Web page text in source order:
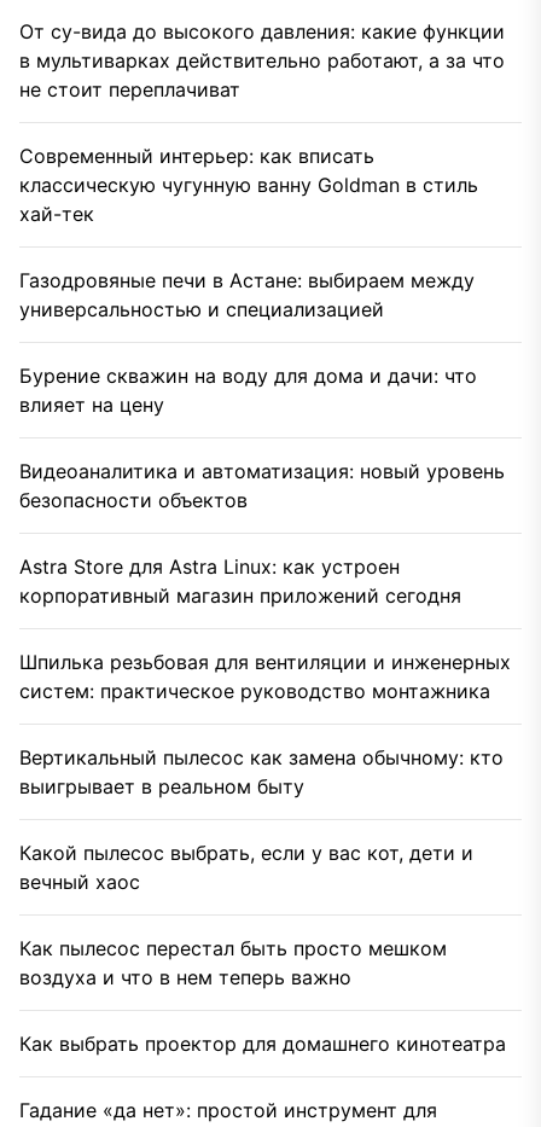
От су-вида до высокого давления: какие функции
в мультиварках действительно работают, а за что
не стоит переплачиват
Современный интерьер: как вписать
классическую чугунную ванну Goldman в стиль
хай-тек
Газодровяные печи в Астане: выбираем между
универсальностью и специализацией
Бурение скважин на воду для дома и дачи: что
влияет на цену
Видеоаналитика и автоматизация: новый уровень
безопасности объектов
Astra Store для Astra Linux: как устроен
корпоративный магазин приложений сегодня
Шпилька резьбовая для вентиляции и инженерных
систем: практическое руководство монтажника
Вертикальный пылесос как замена обычному: кто
выигрывает в реальном быту
Какой пылесос выбрать, если у вас кот, дети и
вечный хаос
Как пылесос перестал быть просто мешком
воздуха и что в нем теперь важно
Как выбрать проектор для домашнего кинотеатра
Гадание «да нет»: простой инструмент для